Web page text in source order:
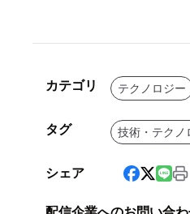
カテゴリ テクノロジー
タグ 技術・テクノ
シェア